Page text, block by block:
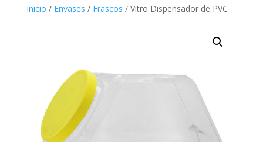
Inicio / Envases / Frascos / Vitro Dispensador de PVC